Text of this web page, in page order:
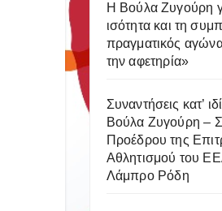
Η Βούλα Ζυγούρη
ισότητα και τη
πραγματικός
την αφετηρία»
Συναντήσεις κατ’
Βούλα Ζυγούρη –
Προέδρου της
Αθλητισμού του
Λάμπρο Ρόδη